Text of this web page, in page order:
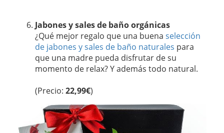
Jabones y sales de baño orgánicas
¿Qué mejor regalo que una buena selección
de jabones y sales de baño naturales para
que una madre pueda disfrutar de su
momento de relax? Y además todo natural.
(Precio: 22,99€)